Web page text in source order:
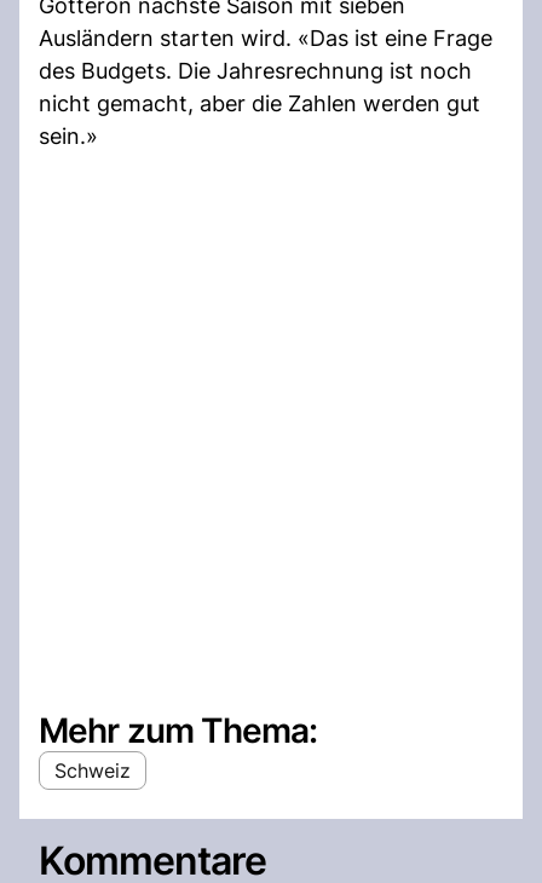
Gottéron nächste Saison mit sieben
Ausländern starten wird. «Das ist eine Frage
des Budgets. Die Jahresrechnung ist noch
nicht gemacht, aber die Zahlen werden gut
sein.»
Mehr zum Thema:
Schweiz
Kommentare